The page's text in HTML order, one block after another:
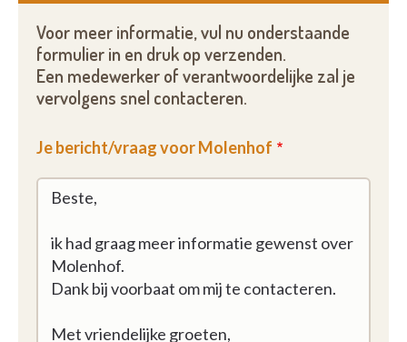
Contacteer ons vrijblijvend voor meer informatie.
Voor meer informatie, vul nu onderstaande
formulier in en druk op verzenden.
Een medewerker of verantwoordelijke zal je
vervolgens snel contacteren.
Je bericht/vraag voor Molenhof